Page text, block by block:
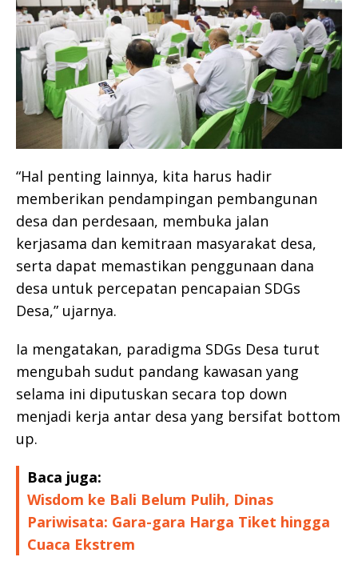
“Hal penting lainnya, kita harus hadir
memberikan pendampingan pembangunan
desa dan perdesaan, membuka jalan
kerjasama dan kemitraan masyarakat desa,
serta dapat memastikan penggunaan dana
desa untuk percepatan pencapaian SDGs
Desa,” ujarnya.
Ia mengatakan, paradigma SDGs Desa turut
mengubah sudut pandang kawasan yang
selama ini diputuskan secara top down
menjadi kerja antar desa yang bersifat bottom
up.
Baca juga:
Wisdom ke Bali Belum Pulih, Dinas
Pariwisata: Gara-gara Harga Tiket hingga
Cuaca Ekstrem